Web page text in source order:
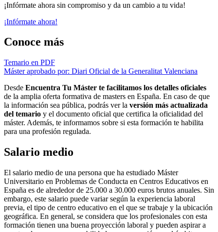
¡Infórmate ahora sin compromiso y da un cambio a tu vida!
¡Infórmate ahora!
Conoce más
Temario en PDF
Máster aprobado por: Diari Oficial de la Generalitat Valenciana
Desde Encuentra Tu Máster te facilitamos los detalles oficiales
de la amplia oferta formativa de masters en España. En caso de que
la información sea pública, podrás ver la versión más actualizada
del temario y el documento oficial que certifica la oficialidad del
máster. Además, te informamos sobre si esta formación te habilita
para una profesión regulada.
Salario medio
El salario medio de una persona que ha estudiado Máster
Universitario en Problemas de Conducta en Centros Educativos en
España es de alrededor de 25.000 a 30.000 euros brutos anuales. Sin
embargo, este salario puede variar según la experiencia laboral
previa, el tipo de centro educativo en el que se trabaje y la ubicación
geográfica. En general, se considera que los profesionales con esta
formación tienen una buena proyección laboral y pueden aspirar a